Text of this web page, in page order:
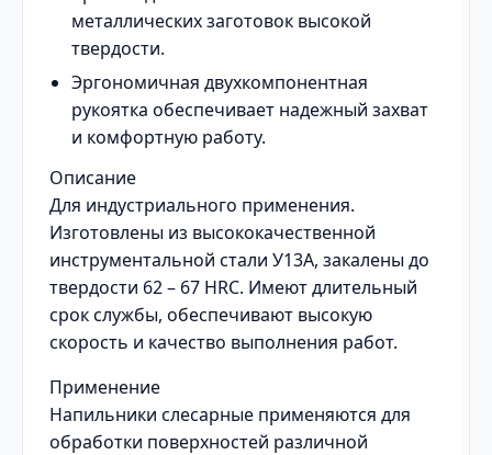
металлических заготовок высокой
твердости.
Эргономичная двухкомпонентная
рукоятка обеспечивает надежный захват
и комфортную работу.
Описание
Для индустриального применения.
Изготовлены из высококачественной
инструментальной стали У13А, закалены до
твердости 62 – 67 HRC. Имеют длительный
срок службы, обеспечивают высокую
скорость и качество выполнения работ.
Применение
Напильники слесарные применяются для
обработки поверхностей различной